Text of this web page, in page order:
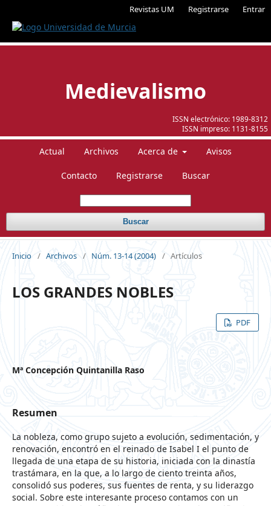
Revistas UM Registrarse Entrar
ISSN electrónico: 1989-8312
ISSN impreso: 1131-8155
Medievalismo
Actual Archivos Acerca de Avisos
Contacto Registrarse Buscar
Buscar
Inicio / Archivos / Núm. 13-14 (2004) / Artículos
LOS GRANDES NOBLES
PDF
Mª Concepción Quintanilla Raso
Resumen
La nobleza, como grupo sujeto a evolución, sedimentación, y
renovación, encontró en el reinado de Isabel I el punto de
llegada de una etapa de su historia, iniciada con la dinastía
trastámara, en la que, a lo largo de ciento treinta años,
consolidó sus poderes, sus fuentes de renta, y su liderazgo
social. Sobre este interesante proceso contamos con un